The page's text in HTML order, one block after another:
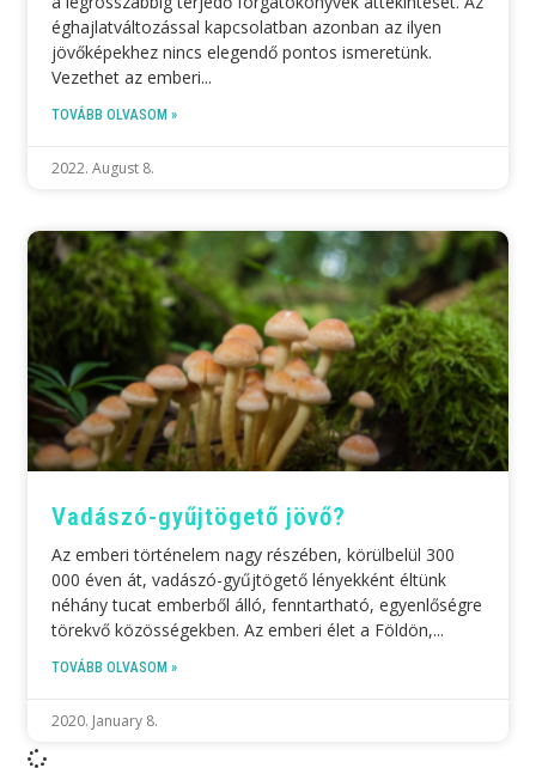
éghajlatváltozással kapcsolatban azonban az ilyen
jövőképekhez nincs elegendő pontos ismeretünk.
Vezethet az emberi
TOVÁBB OLVASOM »
2022. August 8.
Vadászó-gyűjtögető jövő?
Az emberi történelem nagy részében, körülbelül 300
000 éven át, vadászó-gyűjtögető lényekként éltünk
néhány tucat emberből álló, fenntartható, egyenlőségre
törekvő közösségekben. Az emberi élet a Földön,
TOVÁBB OLVASOM »
2020. January 8.